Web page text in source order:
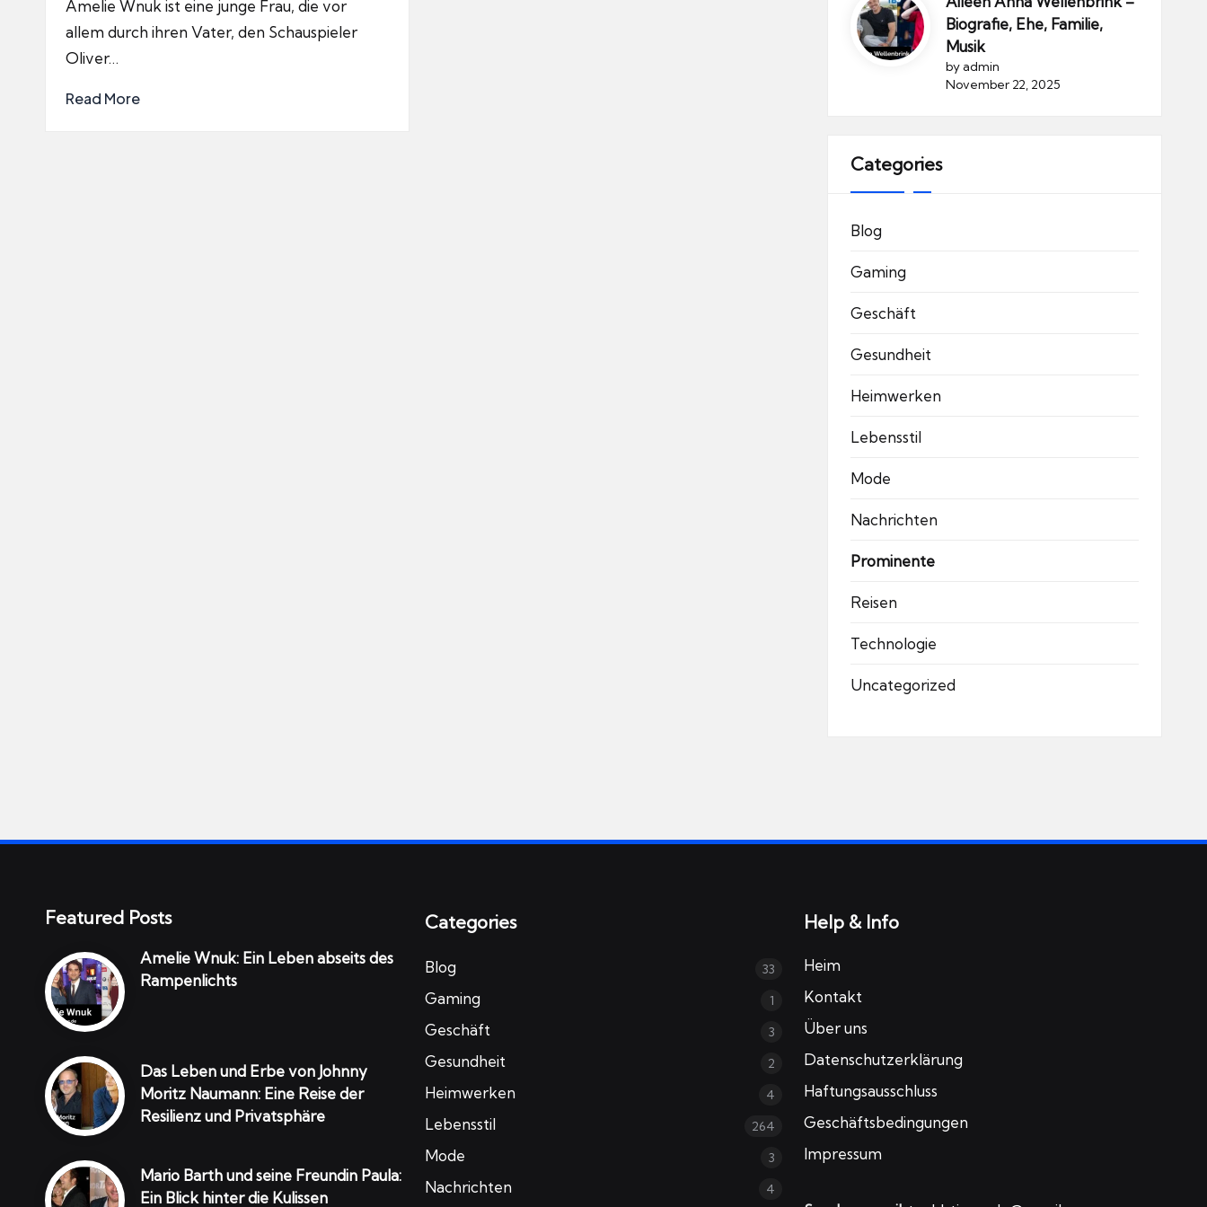
Amelie Wnuk ist eine junge Frau, die vor
allem durch ihren Vater, den Schauspieler
Oliver…
Read More
Biografie, Ehe, Familie,
Musik
by admin
November 22, 2025
Categories
Blog
Gaming
Geschäft
Gesundheit
Heimwerken
Lebensstil
Mode
Nachrichten
Prominente
Reisen
Technologie
Uncategorized
Featured Posts
Amelie Wnuk: Ein Leben abseits des
Rampenlichts
Das Leben und Erbe von Johnny
Moritz Naumann: Eine Reise der
Resilienz und Privatsphäre
Mario Barth und seine Freundin Paula:
Ein Blick hinter die Kulissen
Categories
Blog 33
Gaming 1
Geschäft 3
Gesundheit 2
Heimwerken 4
Lebensstil 264
Mode 3
Nachrichten 4
Help & Info
Heim
Kontakt
Über uns
Datenschutzerklärung
Haftungsausschluss
Geschäftsbedingungen
Impressum